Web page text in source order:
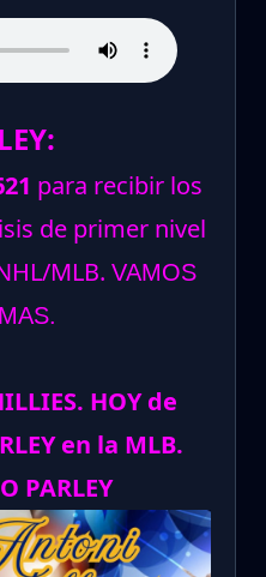
para recibir los
de primer nivel
MLB. VAMOS
HOY de
en la MLB.
PARLEY